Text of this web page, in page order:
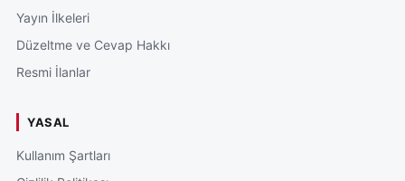
Yayın İlkeleri
Düzeltme ve Cevap Hakkı
Resmi İlanlar
YASAL
Kullanım Şartları